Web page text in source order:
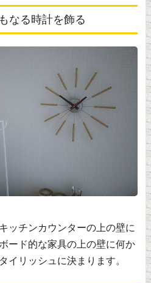
なる時計を飾る
ッチンカウンターの上の壁に
ード的な家具の上の壁に何か
イリッシュに決まります。